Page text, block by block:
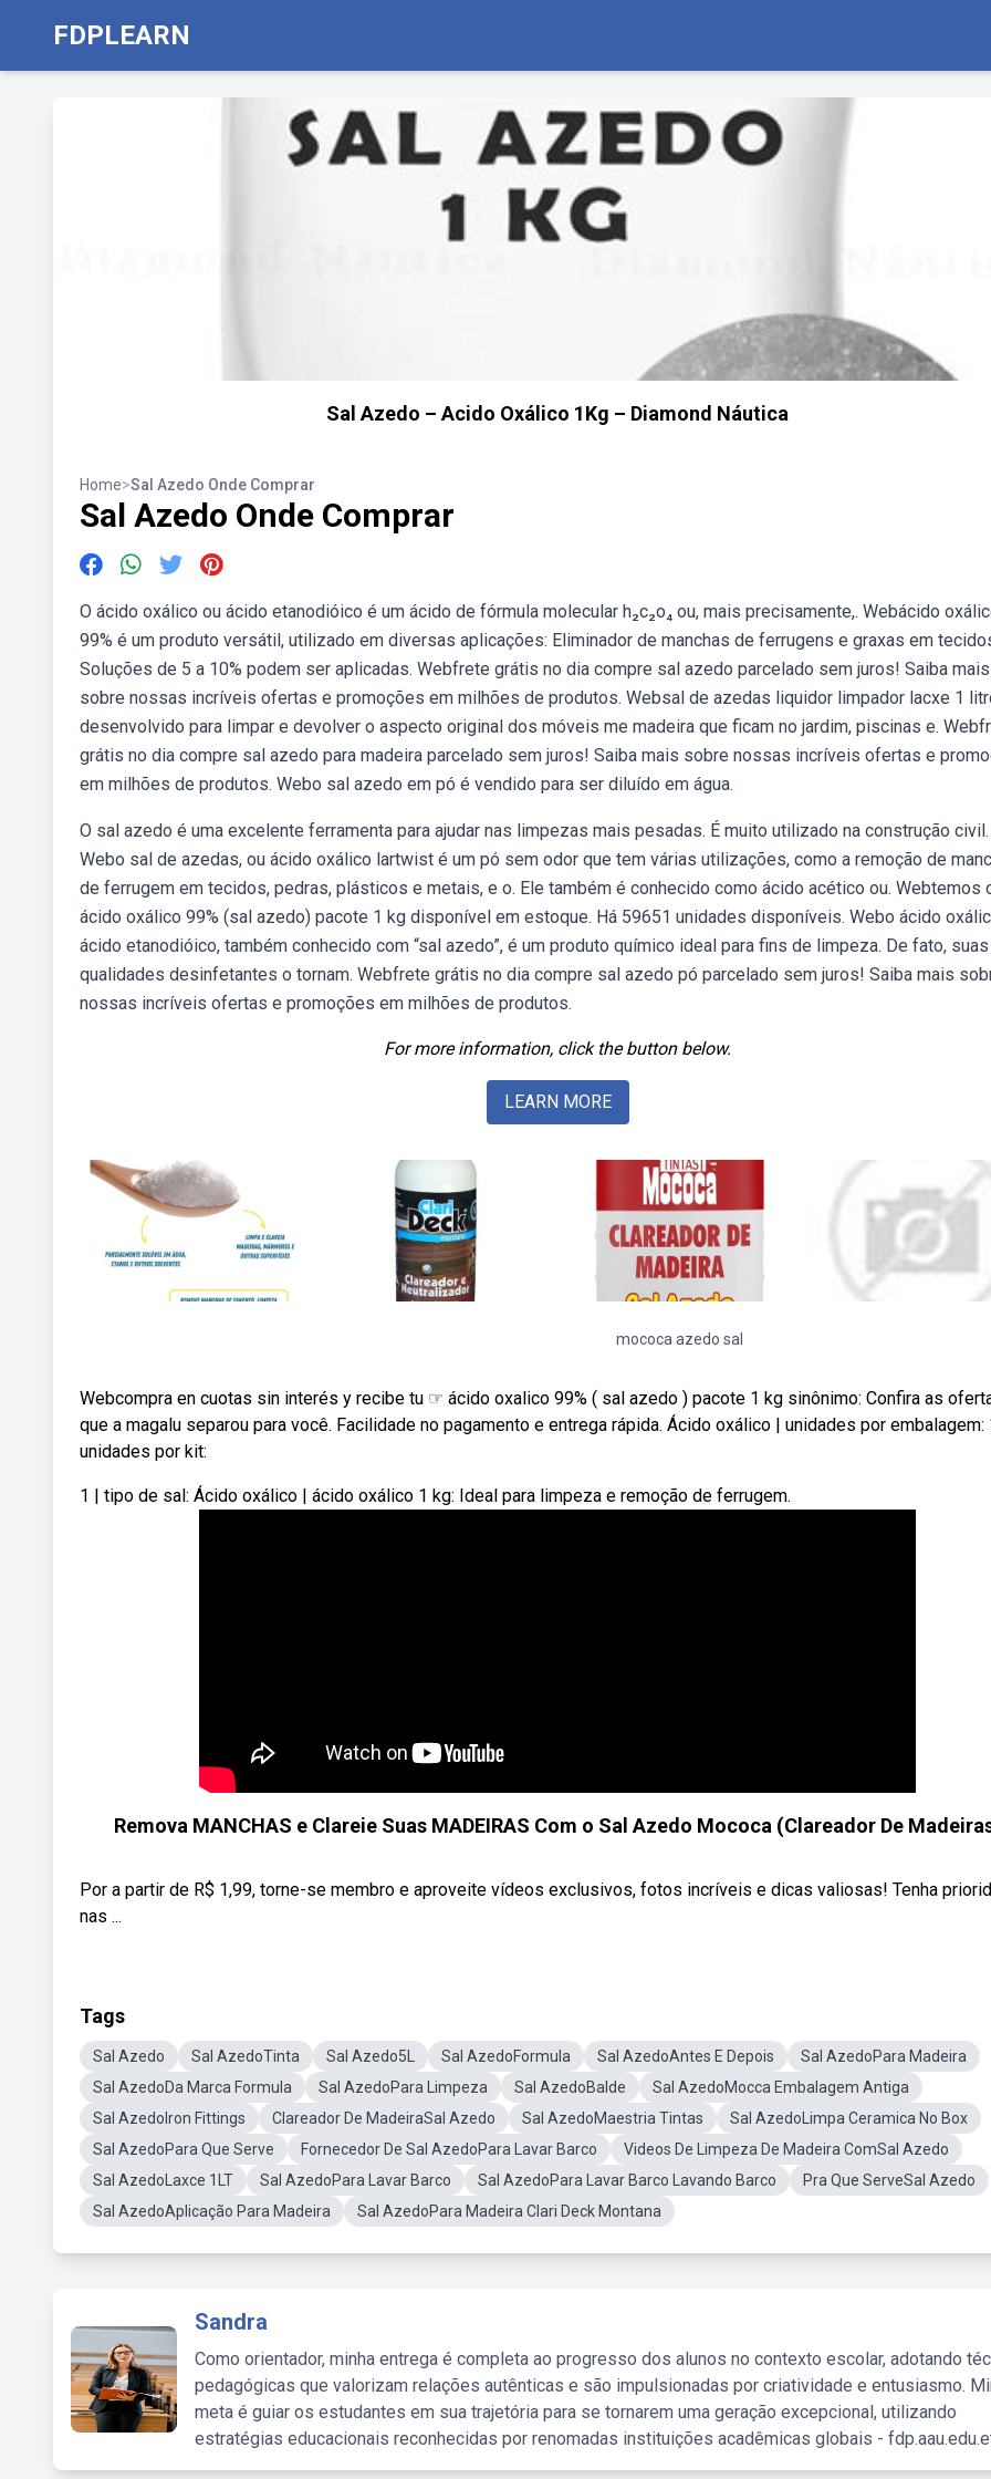
FDPLEARN
Sal Azedo – Acido Oxálico 1Kg – Diamond Náutica
Home>Sal Azedo Onde Comprar
Sal Azedo Onde Comprar
O ácido oxálico ou ácido etanodióico é um ácido de fórmula molecular h₂c₂o₄ ou, mais precisamente,. Webácido
99% é um produto versátil, utilizado em diversas aplicações: Eliminador de manchas de ferrugens e graxas em
Soluções de 5 a 10% podem ser aplicadas. Webfrete grátis no dia compre sal azedo parcelado sem juros! Saiba mais
sobre nossas incríveis ofertas e promoções em milhões de produtos. Websal de azedas liquidor limpador lacxe 1
desenvolvido para limpar e devolver o aspecto original dos móveis me madeira que ficam no jardim, piscinas e.
grátis no dia compre sal azedo para madeira parcelado sem juros! Saiba mais sobre nossas incríveis ofertas e
em milhões de produtos. Webo sal azedo em pó é vendido para ser diluído em água.
O sal azedo é uma excelente ferramenta para ajudar nas limpezas mais pesadas. É muito utilizado na construção civil.
Webo sal de azedas, ou ácido oxálico lartwist é um pó sem odor que tem várias utilizações, como a remoção de
de ferrugem em tecidos, pedras, plásticos e metais, e o. Ele também é conhecido como ácido acético ou. Webtemos
ácido oxálico 99% (sal azedo) pacote 1 kg disponível em estoque. Há 59651 unidades disponíveis. Webo ácido
ácido etanodióico, também conhecido com “sal azedo”, é um produto químico ideal para fins de limpeza. De fato, suas
qualidades desinfetantes o tornam. Webfrete grátis no dia compre sal azedo pó parcelado sem juros! Saiba mais
nossas incríveis ofertas e promoções em milhões de produtos.
For more information, click the button below.
LEARN MORE
mococa azedo sal
Webcompra en cuotas sin interés y recibe tu ☞ ácido oxalico 99% ( sal azedo ) pacote 1 kg sinônimo: Confira as
que a magalu separou para você. Facilidade no pagamento e entrega rápida. Ácido oxálico | unidades por embalagem:
unidades por kit:
1 | tipo de sal: Ácido oxálico | ácido oxálico 1 kg: Ideal para limpeza e remoção de ferrugem.
Remova MANCHAS e Clareie Suas MADEIRAS Com o Sal Azedo Mococa (Clareador De
Por a partir de R$ 1,99, torne-se membro e aproveite vídeos exclusivos, fotos incríveis e dicas valiosas! Tenha
nas ...
Tags
Sal Azedo Sal AzedoTinta Sal Azedo5L Sal AzedoFormula Sal AzedoAntes E Depois
Sal AzedoPara Madeira
Sal AzedoDa Marca Formula
Sal AzedoPara Limpeza Sal AzedoBalde
Sal AzedoMocca Embalagem Antiga
Sal AzedoIron Fittings
Clareador De MadeiraSal Azedo Sal AzedoMaestria Tintas
Sal AzedoLimpa Ceramica No Box
Sal AzedoPara Que Serve
Fornecedor De Sal AzedoPara Lavar Barco
Videos De Limpeza De Madeira ComSal Azedo
Sal AzedoLaxce 1LT
Sal AzedoPara Lavar Barco Sal AzedoPara Lavar Barco Lavando Barco
Pra Que ServeSal Azedo
Sal AzedoAplicação Para Madeira
Sal AzedoPara Madeira Clari Deck Montana
Sandra
Como orientador, minha entrega é completa ao progresso dos alunos no contexto escolar, adotando
pedagógicas que valorizam relações autênticas e são impulsionadas por criatividade e entusiasmo.
meta é guiar os estudantes em sua trajetória para se tornarem uma geração excepcional, utilizando
estratégias educacionais reconhecidas por renomadas instituições acadêmicas globais -